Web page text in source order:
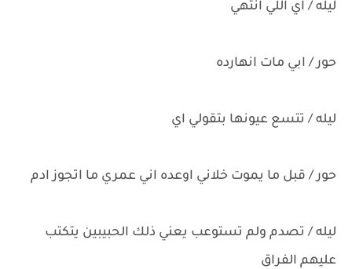
ليله / اي اللي انتهي
حور / ابي مات انهارده
ليله / تتسع عيونها بتقولي اي
حور / قبل ما يموت خلاني اوعده اني عمري ما اتجوز ادم
ليله / تصدم ولم تستوعب يعني ذلك الحبيبين يتكتب
عليهم الفراق